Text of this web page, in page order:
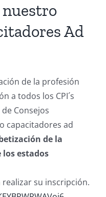
Ad
de la profesión
a todos los CPI´s
Consejos
capacitadores ad
de la
estados
su inscripción.